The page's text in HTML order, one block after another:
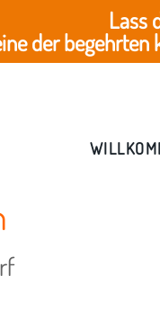
Lass
der begehrten